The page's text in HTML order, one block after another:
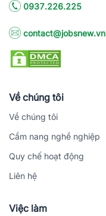
0937.226.225
contact@jobsnew.vn
Về chúng tôi
Về chúng tôi
Cẩm nang nghề nghiệp
Quy chế hoạt động
Liên hệ
Việc làm